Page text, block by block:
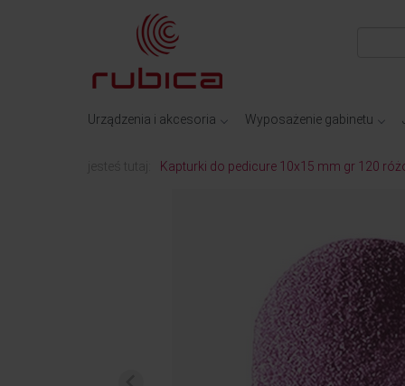
Urządzenia i akcesoria Wyposażenie gabinetu
jesteś tutaj: Kapturki do pedicure 10x15 mm gr 120